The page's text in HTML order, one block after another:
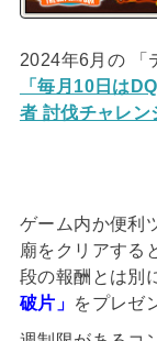
2024年6月の 「
「毎月10日は
者 討伐チャレン
ゲーム内か便利
廟をクリアする
段の報酬とは別
破片」 をプレゼ